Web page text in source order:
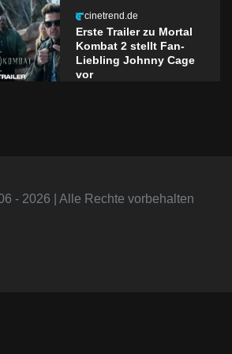
cinetrend.de
Erste Trailer zu Mortal
Kombat 2 stellt Fan-
Liebling Johnny Cage
vor
- 2026 | Alle Rechte vorbehalten